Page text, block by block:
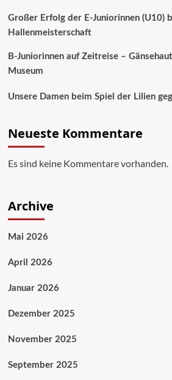
Großer Erfolg der E-Juniorinnen (U10)
Hallenmeisterschaft
B-Juniorinnen auf Zeitreise –
Museum
Unsere Damen beim Spiel der Lilien
Neueste Kommentare
Es sind keine Kommentare vorhanden.
Archive
Mai 2026
April 2026
Januar 2026
Dezember 2025
November 2025
September 2025